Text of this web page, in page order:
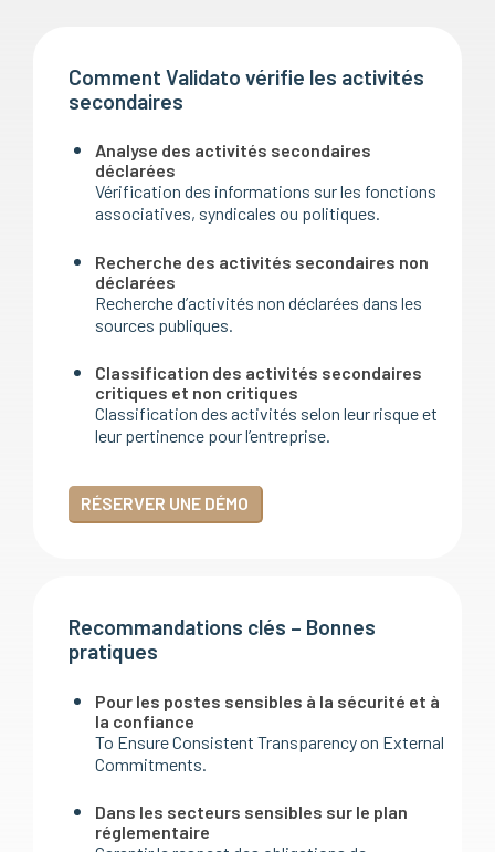
Comment Validato vérifie les activités
secondaires
Analyse des activités secondaires
déclarées
Vérification des informations sur les fonctions
associatives, syndicales ou politiques.
Recherche des activités secondaires non
déclarées
Recherche d’activités non déclarées dans les
sources publiques.
Classification des activités secondaires
critiques et non critiques
Classification des activités selon leur risque et
leur pertinence pour l’entreprise.
RÉSERVER UNE DÉMO
Recommandations clés – Bonnes
pratiques
Pour les postes sensibles à la sécurité et à
la confiance
To Ensure Consistent Transparency on External
Commitments.
Dans les secteurs sensibles sur le plan
réglementaire